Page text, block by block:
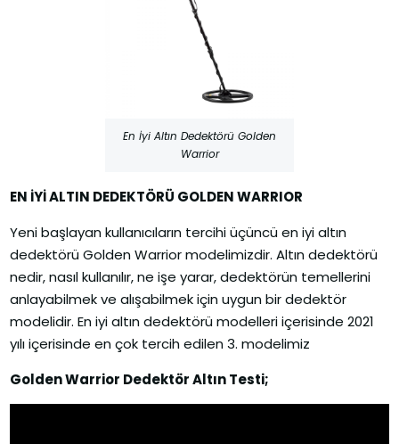
En İyi Altın Dedektörü Golden
Warrior
EN İYİ ALTIN DEDEKTÖRÜ GOLDEN WARRIOR
Yeni başlayan kullanıcıların tercihi üçüncü en iyi altın
dedektörü Golden Warrior modelimizdir. Altın dedektörü
nedir, nasıl kullanılır, ne işe yarar, dedektörün temellerini
anlayabilmek ve alışabilmek için uygun bir dedektör
modelidir. En iyi altın dedektörü modelleri içerisinde 2021
yılı içerisinde en çok tercih edilen 3. modelimiz
Golden Warrior Dedektör Altın Testi;